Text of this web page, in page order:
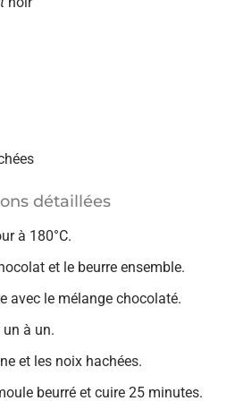
détaillées
à 180°C.
et le beurre ensemble.
avec le mélange chocolaté.
à un.
et les noix hachées.
beurré et cuire 25 minutes.